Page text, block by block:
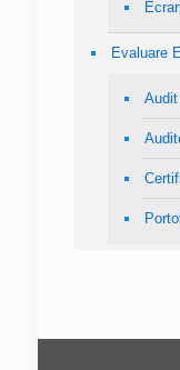
Evaluare